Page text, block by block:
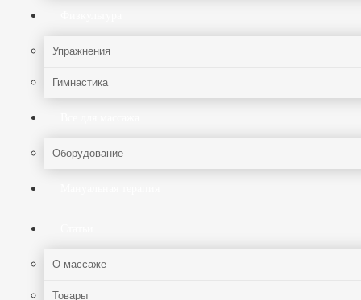
Упражнения
Гимнастика
Оборудование
О массаже
Товары